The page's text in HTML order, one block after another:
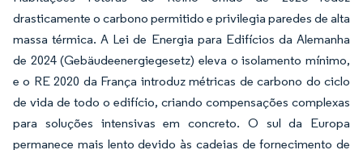
drasticamente o carbono permitido e privilegia paredes de alta
massa térmica. A Lei de Energia para Edifícios da Alemanha
de 2024 (Gebäudeenergiegesetz) eleva o isolamento mínimo,
e o RE 2020 da França introduz métricas de carbono do ciclo
de vida de todo o edifício, criando compensações complexas
para soluções intensivas em concreto. O sul da Europa
permanece mais lento devido às cadeias de fornecimento de